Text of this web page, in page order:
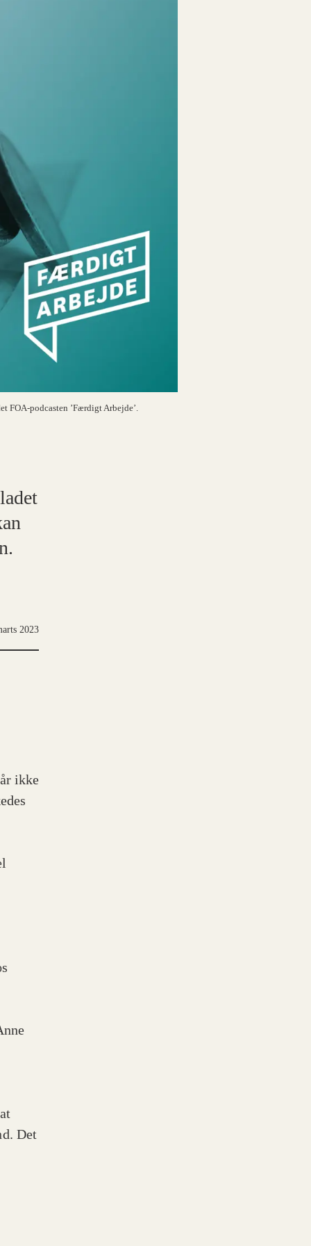
podcasten ’Færdigt Arbejde’.
2023
ikke
Det